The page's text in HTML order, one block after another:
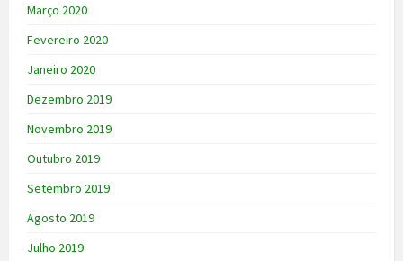
Março 2020
Fevereiro 2020
Janeiro 2020
Dezembro 2019
Novembro 2019
Outubro 2019
Setembro 2019
Agosto 2019
Julho 2019